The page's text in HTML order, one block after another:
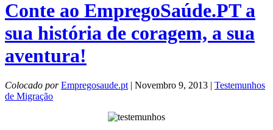
Conte ao EmpregoSaúde.PT a
sua história de coragem, a sua
aventura!
Colocado por Empregosaude.pt | Novembro 9, 2013 | Testemunhos
de Migração